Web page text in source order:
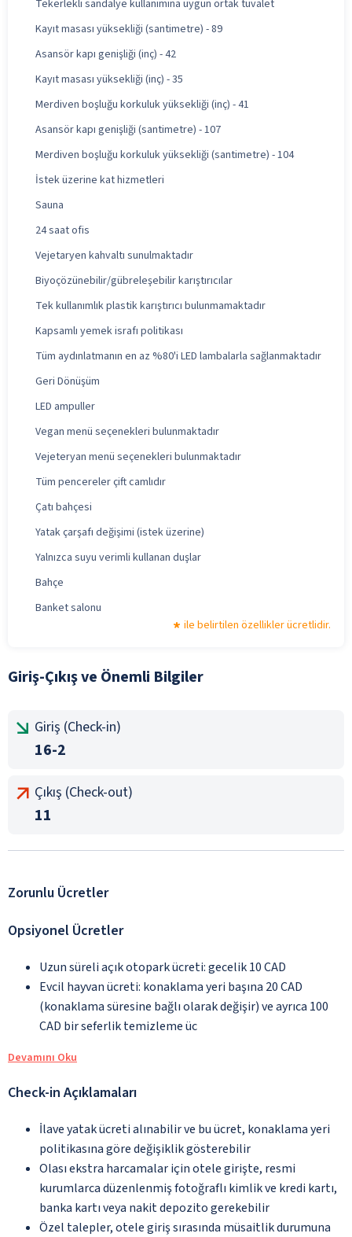
Tekerlekli sandalye kullanımına uygun ortak tuvalet
Kayıt masası yüksekliği (santimetre) - 89
Asansör kapı genişliği (inç) - 42
Kayıt masası yüksekliği (inç) - 35
Merdiven boşluğu korkuluk yüksekliği (inç) - 41
Asansör kapı genişliği (santimetre) - 107
Merdiven boşluğu korkuluk yüksekliği (santimetre) - 104
İstek üzerine kat hizmetleri
Sauna
24 saat ofis
Vejetaryen kahvaltı sunulmaktadır
Biyoçözünebilir/gübreleşebilir karıştırıcılar
Tek kullanımlık plastik karıştırıcı bulunmamaktadır
Kapsamlı yemek israfı politikası
Tüm aydınlatmanın en az %80'i LED lambalarla sağlanmaktadır
Geri Dönüşüm
LED ampuller
Vegan menü seçenekleri bulunmaktadır
Vejeteryan menü seçenekleri bulunmaktadır
Tüm pencereler çift camlıdır
Çatı bahçesi
Yatak çarşafı değişimi (istek üzerine)
Yalnızca suyu verimli kullanan duşlar
Bahçe
Banket salonu
ile belirtilen özellikler ücretlidir.
Giriş-Çıkış ve Önemli Bilgiler
Giriş (Check-in)
16-2
Çıkış (Check-out)
11
Zorunlu Ücretler
Opsiyonel Ücretler
Uzun süreli açık otopark ücreti: gecelik 10 CAD
Evcil hayvan ücreti: konaklama yeri başına 20 CAD
(konaklama süresine bağlı olarak değişir) ve ayrıca 100
CAD bir seferlik temizleme üc
Devamını Oku
Check-in Açıklamaları
İlave yatak ücreti alınabilir ve bu ücret, konaklama yeri
politikasına göre değişiklik gösterebilir
Olası ekstra harcamalar için otele girişte, resmi
kurumlarca düzenlenmiş fotoğraflı kimlik ve kredi kartı,
banka kartı veya nakit depozito gerekebilir
Özel talepler, otele giriş sırasında müsaitlik durumuna